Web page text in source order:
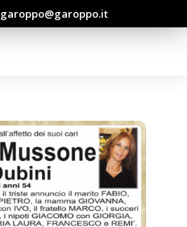
garoppo@garoppo.it